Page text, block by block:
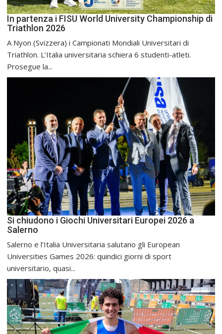
In partenza i FISU World University Championship di
Triathlon 2026
A Nyon (Svizzera) i Campionati Mondiali Universitari di
Triathlon. L’Italia universitaria schiera 6 studenti-atleti.
Prosegue la...
Si chiudono i Giochi Universitari Europei 2026 a
Salerno
Salerno e l’Italia Universitaria salutano gli European
Universities Games 2026: quindici giorni di sport
universitario, quasi...